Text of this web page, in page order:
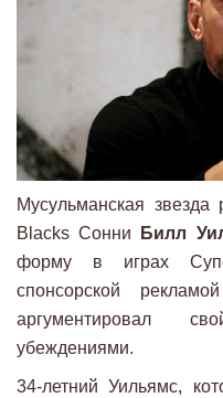
Мусульманская
Blacks Сонни
Билл
форму в играх
спонсорской
аргументировал
убеждениями.
34-летний Уильямс,